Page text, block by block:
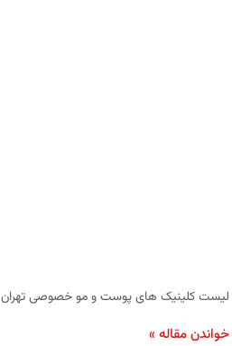
لیست کلینیک‌ های پوست و مو خصوصی تهران
خواندن مقاله »